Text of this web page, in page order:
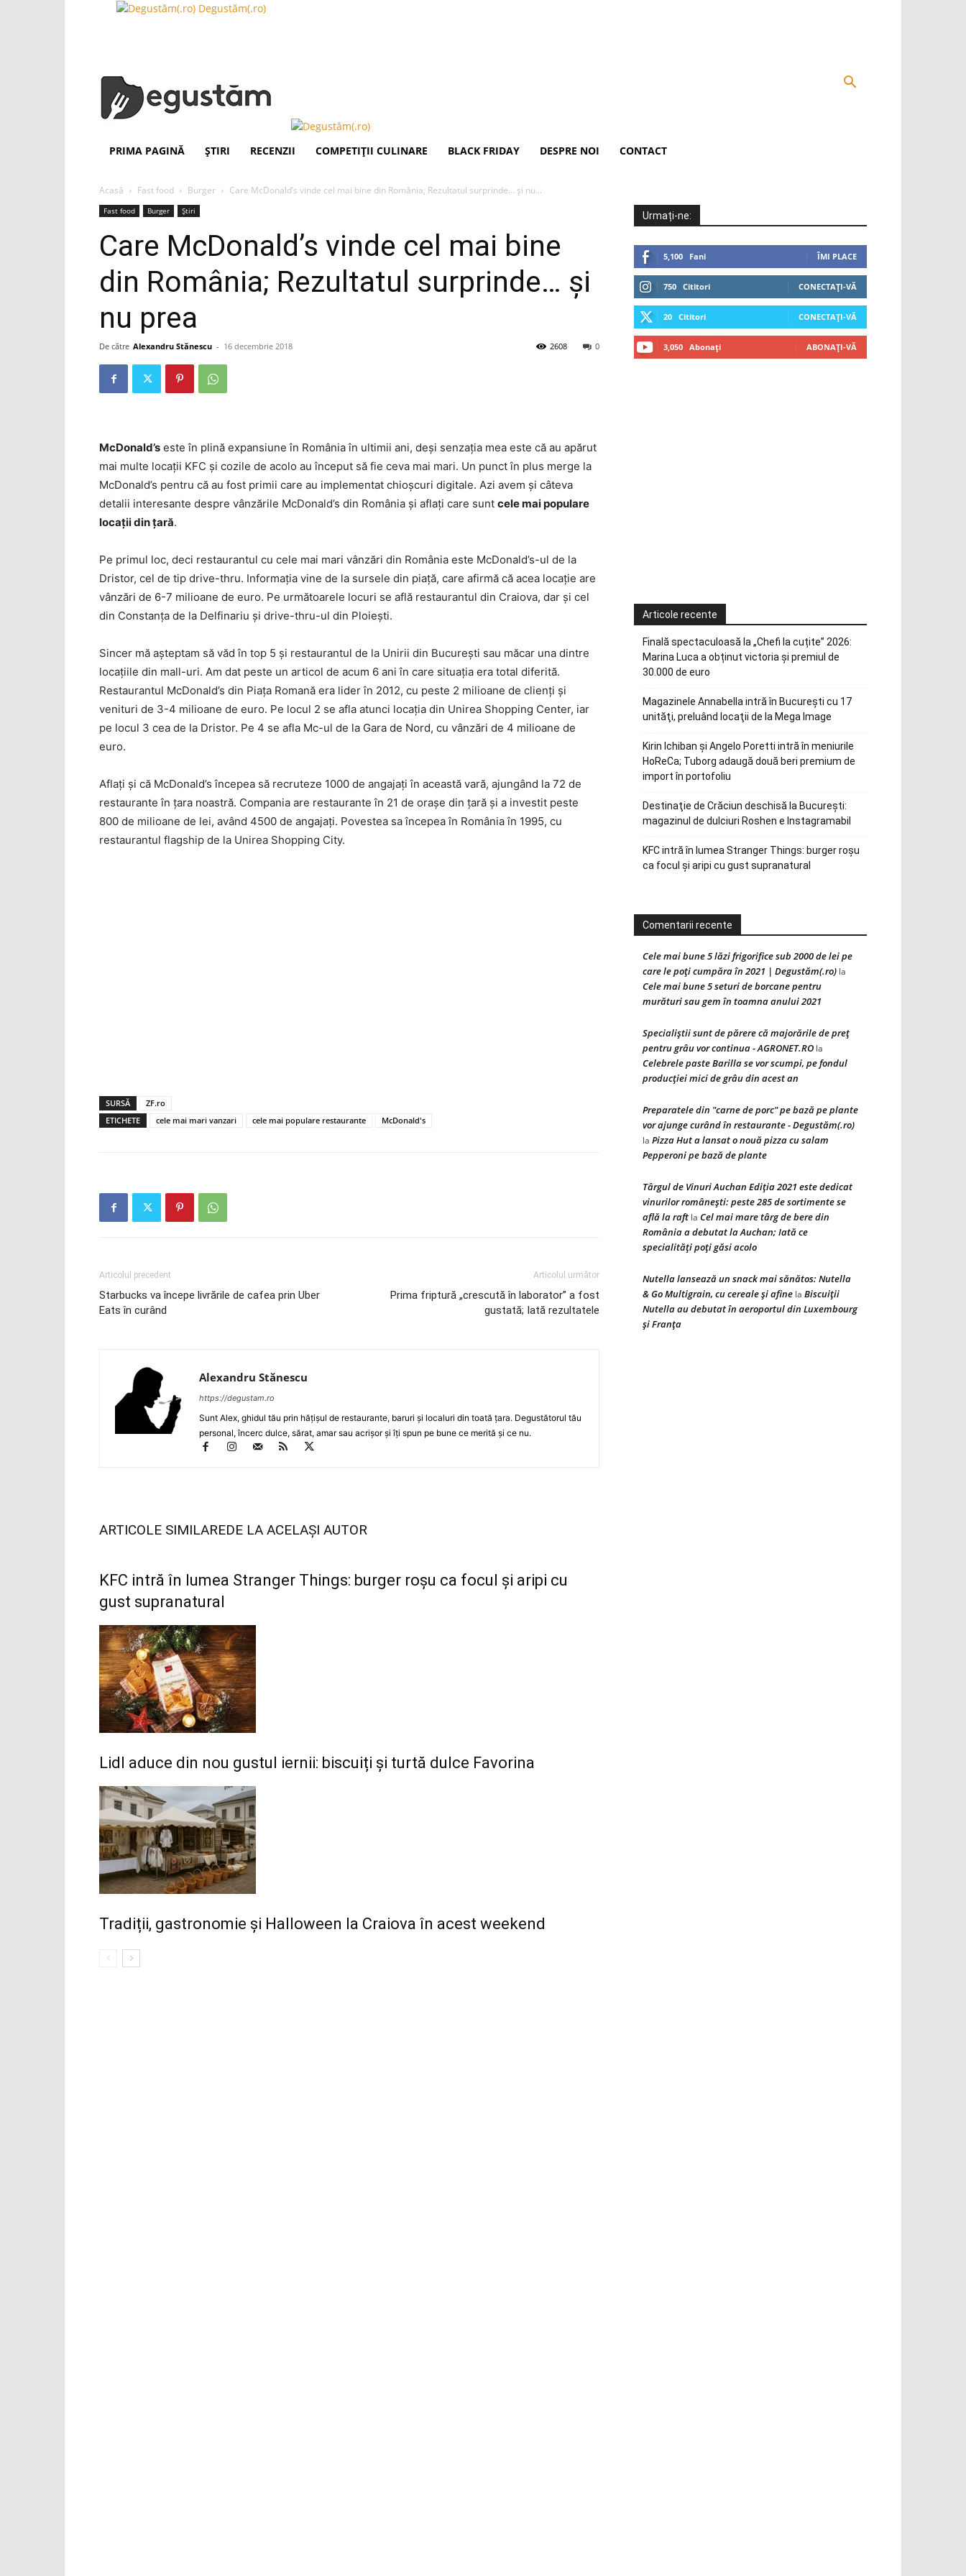
Degustăm(.ro)
PRIMA PAGINĂ ȘTIRI RECENZII COMPETIȚII CULINARE BLACK FRIDAY DESPRE NOI CONTACT
Acasă Fast food Burger Care McDonald’s vinde cel mai bine din România; Rezultatul surprinde… şi nu...
Fast food Burger Știri
Care McDonald’s vinde cel mai bine
din România; Rezultatul surprinde… şi
nu prea
De către Alexandru Stănescu - 16 decembrie 2018 0
2608
McDonald’s este în plină expansiune în România în ultimii ani, deşi senzaţia mea este că au apărut
mai multe locaţii KFC şi cozile de acolo au început să fie ceva mai mari. Un punct în plus merge la
McDonald’s pentru că au fost primii care au implementat chioşcuri digitale. Azi avem şi câteva
detalii interesante despre vânzările McDonald’s din România şi aflaţi care sunt cele mai populare
locaţii din ţară.
Pe primul loc, deci restaurantul cu cele mai mari vânzări din România este McDonald’s-ul de la
Dristor, cel de tip drive-thru. Informaţia vine de la sursele din piaţă, care afirmă că acea locaţie are
vânzări de 6-7 milioane de euro. Pe următoarele locuri se află restaurantul din Craiova, dar şi cel
din Constanţa de la Delfinariu şi drive-thru-ul din Ploieşti.
Sincer mă aşteptam să văd în top 5 şi restaurantul de la Unirii din Bucureşti sau măcar una dintre
locaţiile din mall-uri. Am dat peste un articol de acum 6 ani în care situaţia era total diferită.
Restaurantul McDonald’s din Piaţa Romană era lider în 2012, cu peste 2 milioane de clienţi şi
venituri de 3-4 milioane de euro. Pe locul 2 se afla atunci locaţia din Unirea Shopping Center, iar
pe locul 3 cea de la Dristor. Pe 4 se afla Mc-ul de la Gara de Nord, cu vânzări de 4 milioane de
euro.
Aflaţi şi că McDonald’s începea să recruteze 1000 de angajaţi în această vară, ajungând la 72 de
restaurante în ţara noastră. Compania are restaurante în 21 de oraşe din ţară şi a investit peste
800 de milioane de lei, având 4500 de angajaţi. Povestea sa începea în România în 1995, cu
restaurantul flagship de la Unirea Shopping City.
SURSĂ
ZF.ro
ETICHETE
cele mai mari vanzari cele mai populare restaurante McDonald's
Articolul precedent
Starbucks va începe livrările de cafea prin Uber
Eats în curând
Articolul următor
Prima friptură „crescută în laborator” a fost
gustată; Iată rezultatele
Alexandru Stănescu
https://degustam.ro
Sunt Alex, ghidul tău prin hăţişul de restaurante, baruri şi localuri din toată ţara. Degustătorul tău
personal, încerc dulce, sărat, amar sau acrişor şi îţi spun pe bune ce merită şi ce nu.
ARTICOLE SIMILAREDE LA ACELAȘI AUTOR
KFC intră în lumea Stranger Things: burger roșu ca focul și aripi cu
gust supranatural
Lidl aduce din nou gustul iernii: biscuiți și turtă dulce Favorina
Tradiții, gastronomie și Halloween la Craiova în acest weekend
Urmați-ne:
5,100 Fani ÎMI PLACE
750 Cititori CONECTAȚI-VĂ
20 Cititori CONECTAȚI-VĂ
3,050 Abonați ABONAȚI-VĂ
Articole recente
Finală spectaculoasă la „Chefi la cuțite” 2026:
Marina Luca a obținut victoria și premiul de
30.000 de euro
Magazinele Annabella intră în Bucureşti cu 17
unităţi, preluând locaţii de la Mega Image
Kirin Ichiban și Angelo Poretti intră în meniurile
HoReCa; Tuborg adaugă două beri premium de
import în portofoliu
Destinaţie de Crăciun deschisă la Bucureşti:
magazinul de dulciuri Roshen e Instagramabil
KFC intră în lumea Stranger Things: burger roșu
ca focul și aripi cu gust supranatural
Comentarii recente
Cele mai bune 5 lăzi frigorifice sub 2000 de lei pe
care le poți cumpăra în 2021 | Degustăm(.ro) la
Cele mai bune 5 seturi de borcane pentru
murături sau gem în toamna anului 2021
Specialiștii sunt de părere că majorările de preț
pentru grâu vor continua - AGRONET.RO la
Celebrele paste Barilla se vor scumpi, pe fondul
producției mici de grâu din acest an
Preparatele din "carne de porc" pe bază pe plante
vor ajunge curând în restaurante - Degustăm(.ro)
la Pizza Hut a lansat o nouă pizza cu salam
Pepperoni pe bază de plante
Târgul de Vinuri Auchan Ediţia 2021 este dedicat
vinurilor româneşti: peste 285 de sortimente se
află la raft la Cel mai mare târg de bere din
România a debutat la Auchan; Iată ce
specialităţi poţi găsi acolo
Nutella lansează un snack mai sănătos: Nutella
& Go Multigrain, cu cereale şi afine la Biscuiţii
Nutella au debutat în aeroportul din Luxembourg
şi Franţa